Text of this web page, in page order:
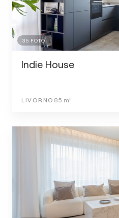
35 FOTO
Indie House
LIVORNO 85 m²